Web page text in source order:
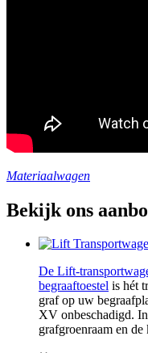
Materiaalwagen
Bekijk ons
De Lift-
begraaftoestel is hét
graf op uw
XV onbeschadigd.
grafgroenraam en